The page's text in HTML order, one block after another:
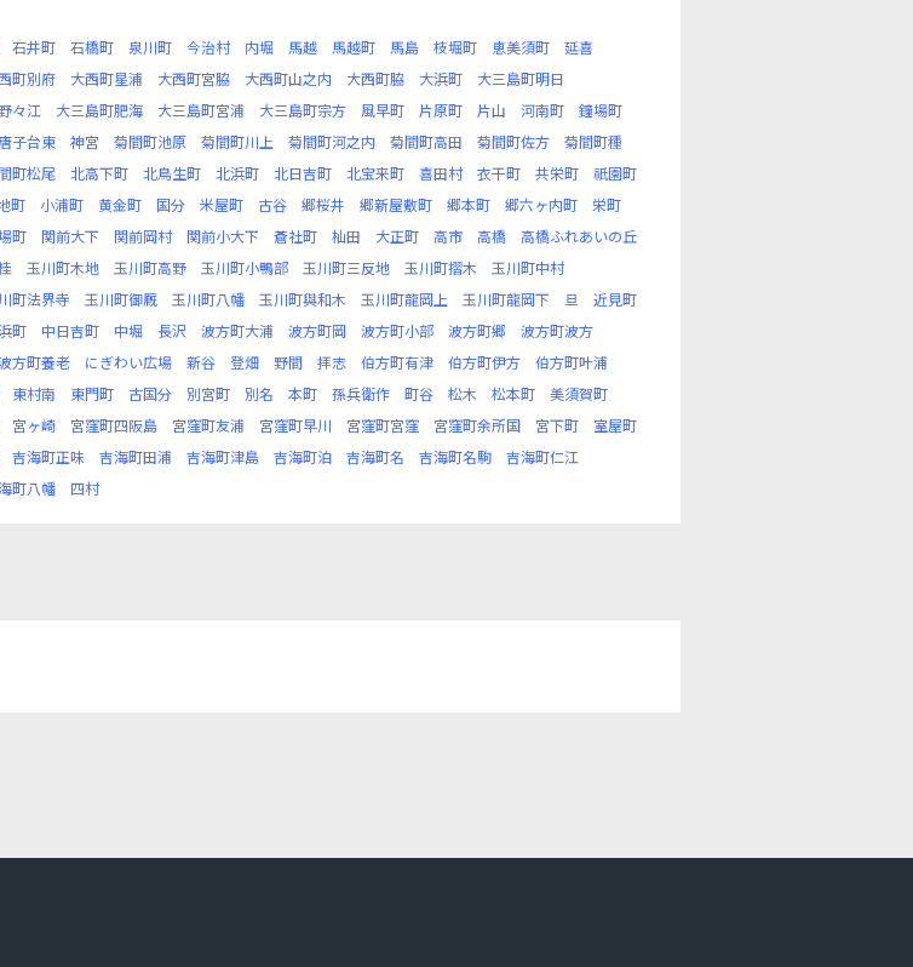
石井町 石橋町 泉川町 今治村 内堀 馬越 馬越町 馬島 枝堀町 恵美須町
延喜
町別府 大西町星浦 大西町宮脇 大西町山之内 大西町脇 大浜町
大三島町明日
々江 大三島町肥海 大三島町宮浦 大三島町宗方 風早町 片原町 片山 河南町
鐘場町
唐子台東 神宮 菊間町池原 菊間町川上 菊間町河之内 菊間町高田 菊間町佐方
菊間町種
町松尾 北高下町 北鳥生町 北浜町 北日吉町 北宝来町 喜田村 衣干町 共栄町
祇園町
町 小浦町 黄金町 国分 米屋町 古谷 郷桜井 郷新屋敷町 郷本町 郷六ヶ内町
栄町
町 関前大下 関前岡村 関前小大下 蒼社町 杣田 大正町 高市 高橋
高橋ふれあいの丘
玉川町木地 玉川町高野 玉川町小鴨部 玉川町三反地 玉川町摺木
玉川町中村
町法界寺 玉川町御厩 玉川町八幡 玉川町與和木 玉川町龍岡上 玉川町龍岡下 旦
近見町
町 中日吉町 中堀 長沢 波方町大浦 波方町岡 波方町小部 波方町郷
波方町波方
方町養老 にぎわい広場 新谷 登畑 野間 拝志 伯方町有津 伯方町伊方
伯方町叶浦
東村南 東門町 古国分 別宮町 別名 本町 孫兵衛作 町谷 松木 松本町
美須賀町
宮ヶ崎 宮窪町四阪島 宮窪町友浦 宮窪町早川 宮窪町宮窪 宮窪町余所国 宮下町
室屋町
吉海町正味 吉海町田浦 吉海町津島 吉海町泊 吉海町名 吉海町名駒
吉海町仁江
町八幡 四村